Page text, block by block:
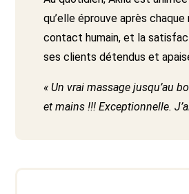
qu’elle éprouve après chaque
contact humain, et la
ses clients détendus et
« Un vrai massage jusqu’au
et mains !!! Exceptionnelle.